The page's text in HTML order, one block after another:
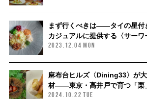
まず行くべきは——タイの星付
カジュアルに提供する〈サーワ
2023.12.04 MON
麻布台ヒルズ〈Dining33〉が
材——東京・高井戸で育つ「栗
2024.10.22 TUE